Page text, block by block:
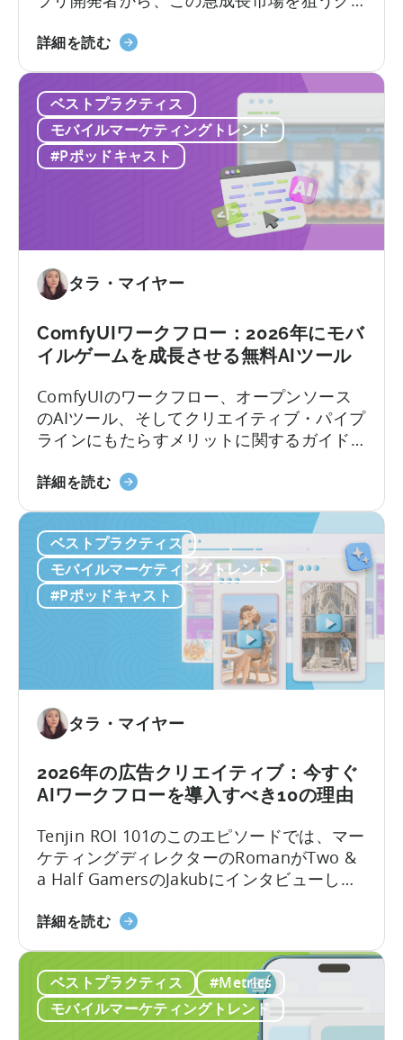
デ
ル」
ム
ワ
ー
ク」
に
つ
い
て
プリのローカライゼーションと消費者動向
詳細を読む「イ
の
モ
バ
イ
市
で
成
功
す
る
方
法：
モ
バ
イ
ル
ア
プ
リ
カ
イ
戦
略」
つ
い
て
ベストプラクティス
モバイルマーケティングトレンド
#Pポッドキャスト
タラ・マイヤー
ComfyUIワークフロー：2026年にモバ
イルゲームを成長させる無料AIツール
ComfyUIのワークフロー、オープンソース
のAIツール、そしてクリエイティブ・パイプ
ラインにもたらすメリットに関するガイド
に静かな革命が起きています。 現地のチー
ことで、人員を増やさずにユーザー獲得
（UA）を10倍に拡大しています。こうした
迅速にスケールできるチームは、何百もの
広告クリエイティブをテストしており...
詳細を読むComfyUI
ー
ク
フ
ロ
て：
年
に
モ
バ
イ
ル
ゲ
ー
ム
を
成
長
さ
ベストプラクティス
モバイルマーケティングトレンド
#Pポッドキャスト
タラ・マイヤー
2026年の広告クリエイティブ：今すぐ
AIワークフローを導入すべき10の理由
Tenjin ROI 101のこのエピソードでは、マー
ケティングディレクターのRomanがTwo &
a Half GamersのJakubにインタビューし、
論します。Jakubはユーザー獲得と広告クリ
ています。
詳細を読む2026
広
告
ク
ベストプラクティス
#Metrics
モバイルマーケティングトレンド